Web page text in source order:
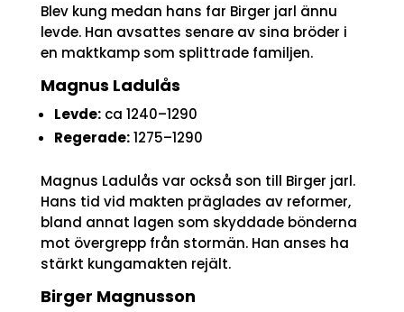
Blev kung medan hans far Birger jarl ännu
levde. Han avsattes senare av sina bröder i
en maktkamp som splittrade familjen.
Magnus Ladulås
Levde:ca 1240–1290
Regerade:1275–1290
Magnus Ladulås var också son till Birger jarl.
Hans tid vid makten präglades av reformer,
bland annat lagen som skyddade bönderna
mot övergrepp från stormän. Han anses ha
stärkt kungamakten rejält.
Birger Magnusson